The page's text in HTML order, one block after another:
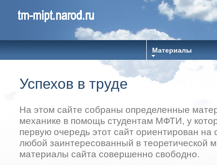
Материалы
Успехов в труде
На этом сайте собраны определенные
механике в помощь студентам МФТИ, у
первую очередь этот сайт ориентирован на
любой заинтересованный в теоретической
материалы сайта совершенно свободно.